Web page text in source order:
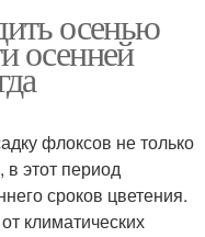
осенью
осенней
флоксов не только
этот период
сроков цветения.
климатических